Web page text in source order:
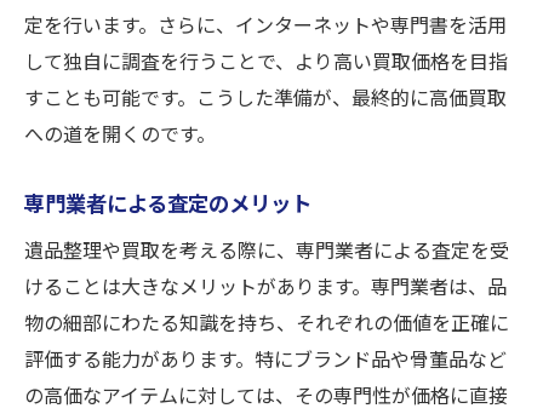
定を行います。さらに、インターネットや専門書を活用
して独自に調査を行うことで、より高い買取価格を目指
すことも可能です。こうした準備が、最終的に高価買取
への道を開くのです。
専門業者による査定のメリット
遺品整理や買取を考える際に、専門業者による査定を受
けることは大きなメリットがあります。専門業者は、品
物の細部にわたる知識を持ち、それぞれの価値を正確に
評価する能力があります。特にブランド品や骨董品など
の高価なアイテムに対しては、その専門性が価格に直接